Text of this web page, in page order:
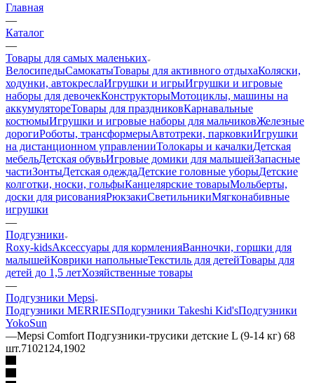
Главная
—
Каталог
—
Товары для самых маленьких
ВелосипедыСамокатыТовары для активного отдыхаКоляски,
ходунки, автокреслаИгрушки и игрыИгрушки и игровые
наборы для девочекКонструкторыМотоциклы, машины на
аккумулятореТовары для праздниковКарнавальные
костюмыИгрушки и игровые наборы для мальчиковЖелезные
дорогиРоботы, трансформерыАвтотреки, парковкиИгрушки
на дистанционном управленииТолокары и качалкиДетская
мебельДетская обувьИгровые домики для малышейЗапасные
частиЗонтыДетская одеждаДетские головные уборыДетские
колготки, носки, гольфыКанцелярские товарыМольберты,
доски для рисованияРюкзакиСветильникиМягконабивные
игрушки
—
Подгузники
Roxy-kidsАксессуары для кормленияВанночки, горшки для
малышейКоврики напольныеТекстиль для детейТовары для
детей до 1,5 летХозяйственные товары
—
Подгузники Mepsi
Подгузники MERRIESПодгузники Takeshi Kid'sПодгузники
YokoSun
—Mepsi Comfort Подгузники-трусики детские L (9-14 кг) 68
шт.7102124,1902